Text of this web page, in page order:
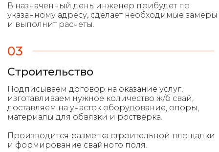
В назначенный день инженер прибудет по
указанному адресу, сделает необходимые замеры
и выполнит расчеты.
03
Строительство
Подписываем договор на оказание услуг,
изготавливаем нужное количество ж/б свай,
доставляем на участок оборудование, опоры,
материалы для обвязки и ростверка.
Производится разметка строительной площадки
и формирование свайного поля.